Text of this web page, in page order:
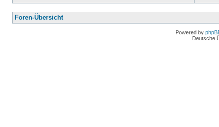
Foren-Übersicht
Powered by
Deutsche